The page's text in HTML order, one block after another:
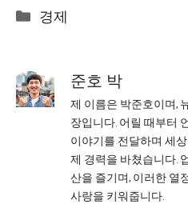
Categories
경제
준호 박
제 이름은 박준호이며,
장입니다. 어릴 때부터
이야기를 전달하며 세
제 경력을 바쳤습니다.
산을 즐기며, 이러한 열
사랑을 키워줍니다.